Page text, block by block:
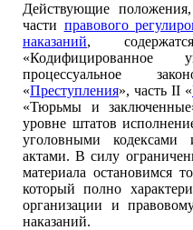
Действующие
части правового
наказаний,
процессуальное
«Преступления», часть II «
«Тюрьмы и
уровне штатов
уголовными кодексами
актами. В силу
материала остановимся
который полно
организации и
наказаний.